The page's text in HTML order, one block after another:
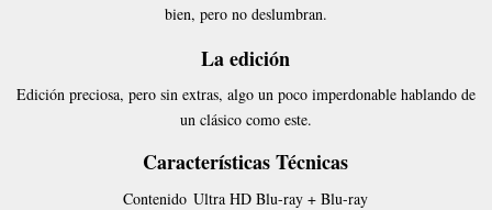
bien, pero no deslumbran.
La edición
Edición preciosa, pero sin extras, algo un poco imperdonable hablando de
un clásico como este.
Características Técnicas
Contenido Ultra HD Blu-ray + Blu-ray